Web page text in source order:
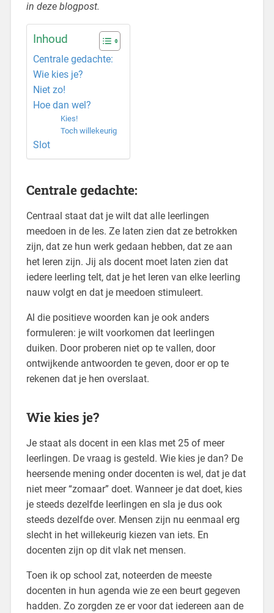
in deze blogpost.
Inhoud
Centrale gedachte:
Wie kies je?
Niet zo!
Hoe dan wel?
Kies!
Toch willekeurig
Slot
Centrale gedachte:
Centraal staat dat je wilt dat alle leerlingen
meedoen in de les. Ze laten zien dat ze betrokken
zijn, dat ze hun werk gedaan hebben, dat ze aan
het leren zijn. Jij als docent moet laten zien dat
iedere leerling telt, dat je het leren van elke leerling
nauw volgt en dat je meedoen stimuleert.
Al die positieve woorden kan je ook anders
formuleren: je wilt voorkomen dat leerlingen
duiken. Door proberen niet op te vallen, door
ontwijkende antwoorden te geven, door er op te
rekenen dat je hen overslaat.
Wie kies je?
Je staat als docent in een klas met 25 of meer
leerlingen. De vraag is gesteld. Wie kies je dan? De
heersende mening onder docenten is wel, dat je dat
niet meer “zomaar” doet. Wanneer je dat doet, kies
je steeds dezelfde leerlingen en sla je dus ook
steeds dezelfde over. Mensen zijn nu eenmaal erg
slecht in het willekeurig kiezen van iets. En
docenten zijn op dit vlak net mensen.
Toen ik op school zat, noteerden de meeste
docenten in hun agenda wie ze een beurt gegeven
hadden. Zo zorgden ze er voor dat iedereen aan de